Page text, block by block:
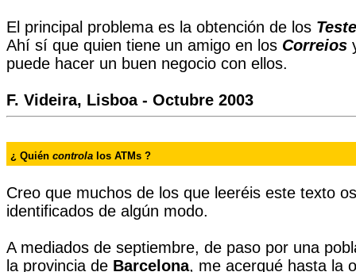
El principal problema es la obtención de los
Ahí sí que quien tiene un amigo en los Correios
puede hacer un buen negocio con ellos.
F. Videira, Lisboa - Octubre 2003
¿ Quién controla los ATMs ?
Creo que muchos de los que leeréis este texto
identificados de algún modo.
A mediados de septiembre, de paso por una
la provincia de Barcelona, me acerqué hasta la